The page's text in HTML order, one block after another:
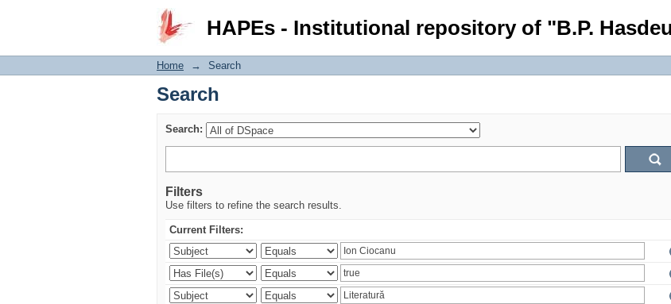
HAPEs - Institutional repository of "B.P.
Search
Home → Search
Search
Search:
Filters
Use filters to refine the search results.
Current Filters: